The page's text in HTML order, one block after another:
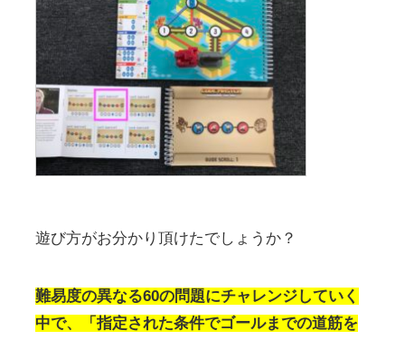
遊び方がお分かり頂けたでしょうか？
難易度の異なる60の問題にチャレンジしていく
中で、「指定された条件でゴールまでの道筋を